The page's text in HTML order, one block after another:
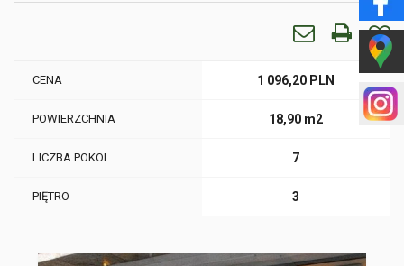
CENA 1 096,20 PLN
POWIERZCHNIA 18,90 m2
LICZBA POKOI 7
PIĘTRO 3